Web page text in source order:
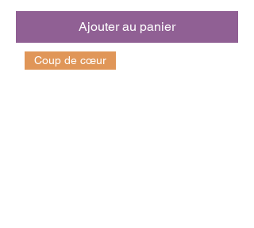
Ajouter au panier
Coup de cœur